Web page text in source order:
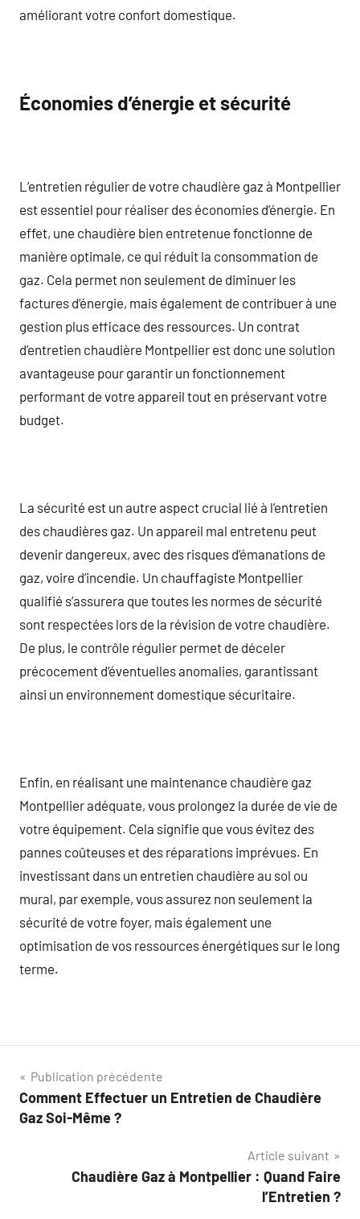
améliorant votre confort domestique.
Économies d’énergie et sécurité
L’entretien régulier de votre chaudière gaz à Montpellier
est essentiel pour réaliser des économies d’énergie. En
effet, une chaudière bien entretenue fonctionne de
manière optimale, ce qui réduit la consommation de
gaz. Cela permet non seulement de diminuer les
factures d’énergie, mais également de contribuer à une
gestion plus efficace des ressources. Un contrat
d’entretien chaudière Montpellier est donc une solution
avantageuse pour garantir un fonctionnement
performant de votre appareil tout en préservant votre
budget.
La sécurité est un autre aspect crucial lié à l’entretien
des chaudières gaz. Un appareil mal entretenu peut
devenir dangereux, avec des risques d’émanations de
gaz, voire d’incendie. Un chauffagiste Montpellier
qualifié s’assurera que toutes les normes de sécurité
sont respectées lors de la révision de votre chaudière.
De plus, le contrôle régulier permet de déceler
précocement d’éventuelles anomalies, garantissant
ainsi un environnement domestique sécuritaire.
Enfin, en réalisant une maintenance chaudière gaz
Montpellier adéquate, vous prolongez la durée de vie de
votre équipement. Cela signifie que vous évitez des
pannes coûteuses et des réparations imprévues. En
investissant dans un entretien chaudière au sol ou
mural, par exemple, vous assurez non seulement la
sécurité de votre foyer, mais également une
optimisation de vos ressources énergétiques sur le long
terme.
Navigation
de
Publication précédente
Comment Effectuer un Entretien de Chaudière
Gaz Soi-Même ?
Article suivant
Chaudière Gaz à Montpellier : Quand Faire
l’Entretien ?